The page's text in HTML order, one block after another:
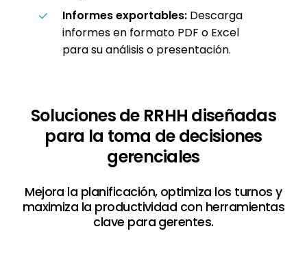
Informes exportables:Descarga
informes en formato PDF o Excel
para su análisis o presentación.
Soluciones de RRHH diseñadas
para la toma de decisiones
gerenciales
Mejora la planificación, optimiza los turnos y
maximiza la productividad con herramientas
clave para gerentes.